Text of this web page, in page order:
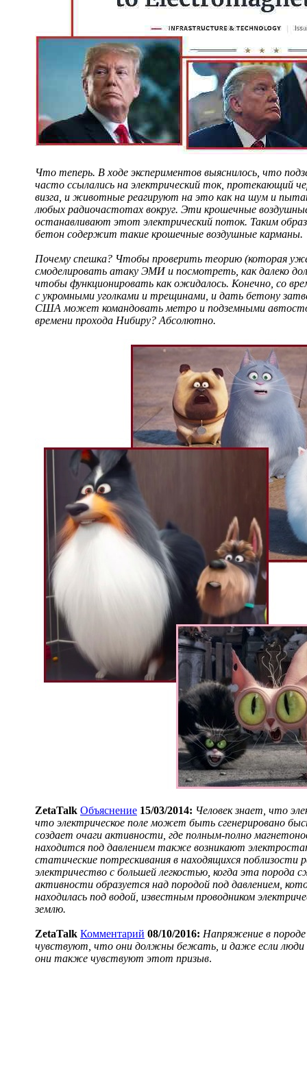
Что теперь. В ходе экспериментов выяснилось, что
часто ссылались на электрический ток, протекающий
визга, и животные реагируют на это как на шум и
любых радиочастотах вокруг. Эти крошечные
останавливают этот электрический поток. Таким
бетон содержит такие крошечные воздушные карманы.
Почему спешка? Чтобы проверить теорию (которая
смоделировать атаку ЭМИ и посмотреть, как далеко
чтобы функционировать как ожидалось. Конечно, со
с укромными уголками и трещинами, и дать бетону
США может командовать метро и подземными
времени прохода Нибиру? Абсолютно.
ZetaTalk Объяснение 15/03/2014: Человек знает, что
что электрическое поле может быть сгенерировано
создает очаги активности, где полным-полно
находится под давлением также возникают
статические потрескивания в находящихся
электричество с большей легкостью, когда эта
активности образуется над породой под давлением,
находилась под водой, известным проводником
землю.
ZetaTalk Комментарий 08/10/2016: Напряжение в
чувствуют, что они должны бежать, и даже если люди
они также чувствуют этот призыв.